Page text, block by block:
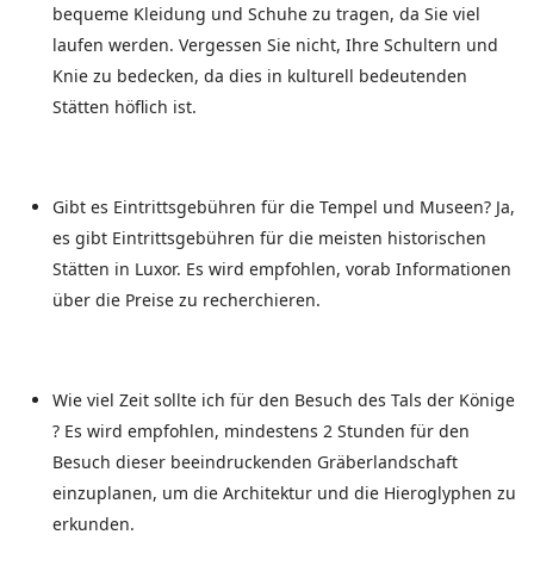
bequeme Kleidung und Schuhe zu tragen, da Sie viel
laufen werden. Vergessen Sie nicht, Ihre Schultern und
Knie zu bedecken, da dies in kulturell bedeutenden
Stätten höflich ist.
Gibt es Eintrittsgebühren für die Tempel und Museen? Ja,
es gibt Eintrittsgebühren für die meisten historischen
Stätten in Luxor. Es wird empfohlen, vorab Informationen
über die Preise zu recherchieren.
Wie viel Zeit sollte ich für den Besuch des Tals der Könige
? Es wird empfohlen, mindestens 2 Stunden für den
Besuch dieser beeindruckenden Gräberlandschaft
einzuplanen, um die Architektur und die Hieroglyphen zu
erkunden.